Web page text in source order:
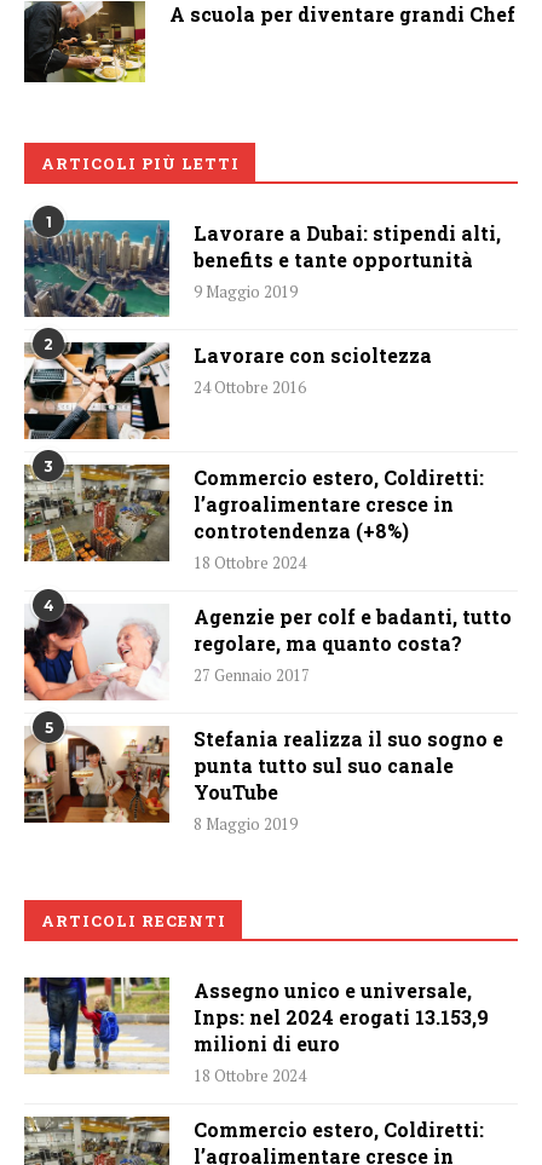
A scuola per diventare grandi Chef
ARTICOLI PIÙ LETTI
1
Lavorare a Dubai: stipendi alti,
benefits e tante opportunità
9 Maggio 2019
2 Lavorare con scioltezza
24 Ottobre 2016
3
Commercio estero, Coldiretti:
l’agroalimentare cresce in
controtendenza (+8%)
18 Ottobre 2024
4
Agenzie per colf e badanti, tutto
regolare, ma quanto costa?
27 Gennaio 2017
5
Stefania realizza il suo sogno e
punta tutto sul suo canale
YouTube
8 Maggio 2019
ARTICOLI RECENTI
Assegno unico e universale,
Inps: nel 2024 erogati 13.153,9
milioni di euro
18 Ottobre 2024
Commercio estero, Coldiretti:
l’agroalimentare cresce in